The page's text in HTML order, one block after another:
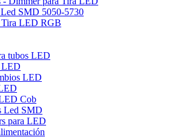
SMD 5050-5730
LED RGB
tubos LED
LED
LED
Cob
Led SMD
para LED